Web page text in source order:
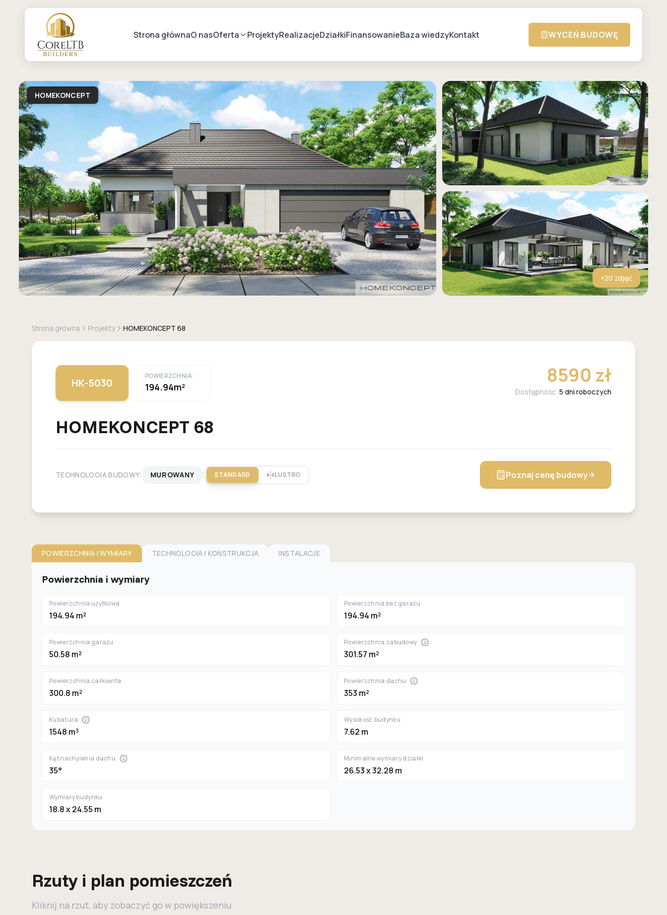
Strona głównaO nasOferta ProjektyRealizacjeDziałkiFinansowanieBaza wiedzyKontakt WYCEŃ BUDOWĘ
HOMEKONCEPT
+20 zdjęć
Strona główna Projekty HOMEKONCEPT 68
HK-5030
POWIERZCHNIA:
194.94m² 8590 zł
Dostępność: 5 dni roboczych
HOMEKONCEPT 68
TECHNOLOGIA BUDOWY: MUROWANY | STANDARD LUSTRO Poznaj cenę budowy
POWIERZCHNIA I WYMIARY TECHNOLOGIA I KONSTRUKCJA INSTALACJE
Powierzchnia i wymiary
Powierzchnia użytkowa
194.94 m²
Powierzchnia bez garażu
194.94 m²
Powierzchnia garażu
50.58 m²
Powierzchnia zabudowy
301.57 m²
Powierzchnia całkowita
300.8 m²
Powierzchnia dachu
353 m²
Kubatura
1548 m³
Wysokość budynku
7.62 m
Kąt nachylenia dachu
35°
Minimalne wymiary działki
26.53 x 32.28 m
Wymiary budynku
18.8 x 24.55 m
Rzuty i plan pomieszczeń
Kliknij na rzut, aby zobaczyć go w powiększeniu